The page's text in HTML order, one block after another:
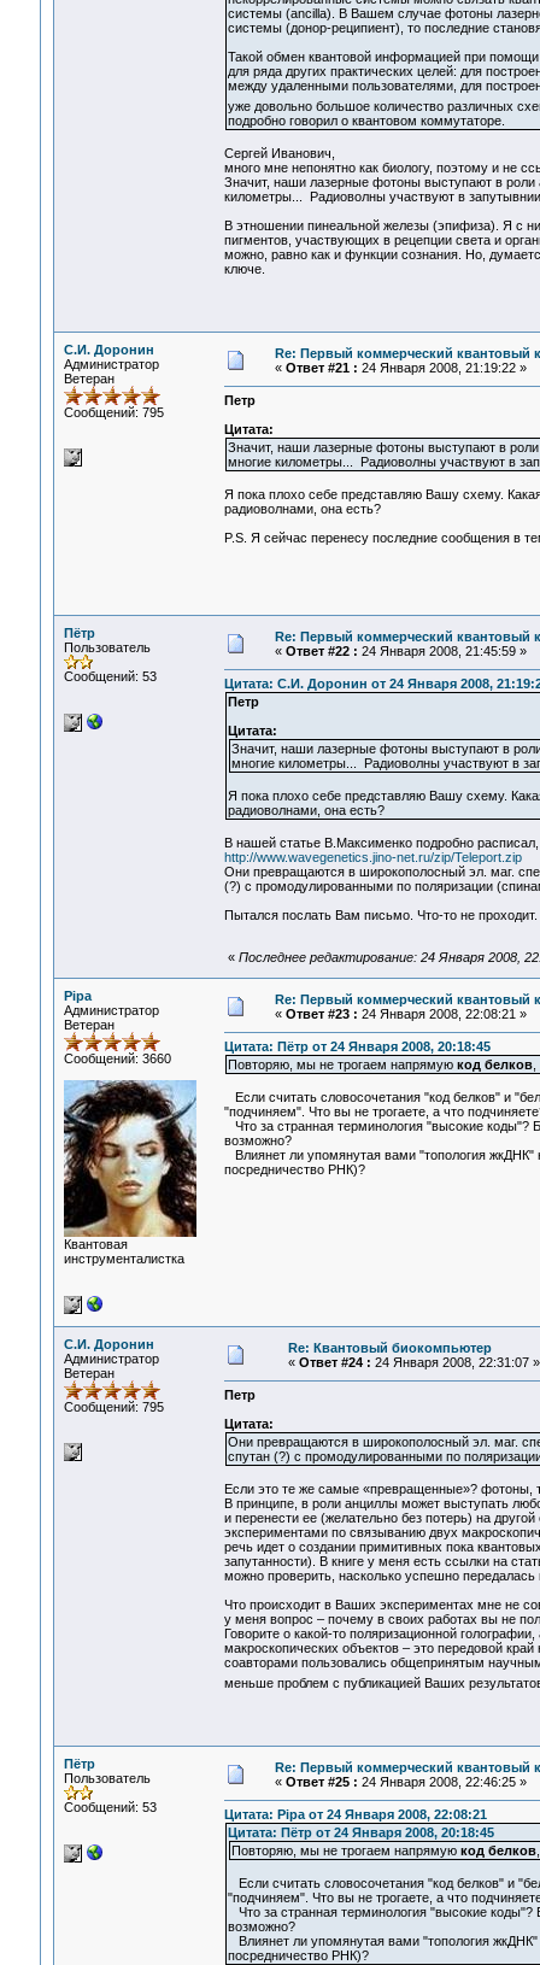
системы (ancilla). В Вашем случае фотоны
системы (донор-реципиент), то последние
Такой обмен квантовой информацией при
для ряда других практических целей: для
между удаленными пользователями, для
уже довольно большое количество различных
подробно говорил о квантовом коммутаторе.
Сергей Иванович,
много мне непонятно как биологу, поэтому и не
Значит, наши лазерные фотоны выступают в роли
километры... Радиоволны участвуют в
В этношении пинеальной железы (эпифиза). Я с
пигментов, участвующих в рецепции света и
можно, равно как и функции сознания. Но,
ключе.
С.И. Доронин
Администратор
Ветеран
Сообщений: 795
Re: Первый коммерческий квантовый
« Ответ #21 : 24 Января 2008, 21:19:22 »
Петр
Цитата:
Значит, наши лазерные фотоны выступают в
многие километры... Радиоволны участвуют в
Я пока плохо себе представляю Вашу схему.
радиоволнами, она есть?
P.S. Я сейчас перенесу последние сообщения в
Пётр
Пользователь
Сообщений: 53
Re: Первый коммерческий квантовый
« Ответ #22 : 24 Января 2008, 21:45:59 »
Цитата: С.И. Доронин от 24 Января 2008,
Петр
Цитата:
Значит, наши лазерные фотоны выступают в
многие километры... Радиоволны участвуют в
Я пока плохо себе представляю Вашу схему.
радиоволнами, она есть?
В нашей статье В.Максименко подробно
http://www.wavegenetics.jino-net.ru/zip/Teleport.zip
Они превращаются в широкополосный эл. маг.
(?) с промодулированными по поляризации
Пытался послать Вам письмо. Что-то не проходит.
« Последнее редактирование: 24 Января 2008,
Pipa
Администратор
Ветеран
Сообщений: 3660
Квантовая
инструменталистка
Re: Первый коммерческий квантовый
« Ответ #23 : 24 Января 2008, 22:08:21 »
Цитата: Пётр от 24 Января 2008, 20:18:45
Повторяю, мы не трогаем напрямую код белков,
Если считать словосочетания "код белков" и
"подчиняем". Что вы не трогаете, а что
Что за странная терминология "высокие коды"?
возможно?
Влиянет ли упомянутая вами "топология жкДНК"
посредничество РНК)?
С.И. Доронин
Администратор
Ветеран
Сообщений: 795
Re: Квантовый биокомпьютер
« Ответ #24 : 24 Января 2008, 22:31:07 »
Петр
Цитата:
Они превращаются в широкополосный эл. маг.
спутан (?) с промодулированными по
Если это те же самые «превращенные»? фотоны,
В принципе, в роли анциллы может выступать
и перенести ее (желательно без потерь) на
экспериментами по связыванию двух
речь идет о создании примитивных пока
запутанности). В книге у меня есть ссылки на
можно проверить, насколько успешно
Что происходит в Ваших экспериментах мне не
у меня вопрос – почему в своих работах вы не
Говорите о какой-то поляризационной
макроскопических объектов – это передовой
соавторами пользовались общепринятым
меньше проблем с публикацией Ваших
Пётр
Пользователь
Сообщений: 53
Re: Первый коммерческий квантовый
« Ответ #25 : 24 Января 2008, 22:46:25 »
Цитата: Pipa от 24 Января 2008, 22:08:21
Цитата: Пётр от 24 Января 2008, 20:18:45
Повторяю, мы не трогаем напрямую код белков
Если считать словосочетания "код белков" и
"подчиняем". Что вы не трогаете, а что
Что за странная терминология "высокие
возможно?
Влиянет ли упомянутая вами "топология
посредничество РНК)?